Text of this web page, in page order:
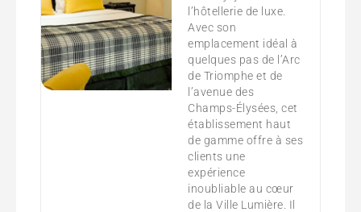
l’hôtellerie de luxe.
Avec son
emplacement idéal à
quelques pas de l’Arc
de Triomphe et de
l’avenue des
Champs-Élysées, cet
établissement haut
de gamme offre à ses
clients une
expérience
inoubliable au cœur
de la Ville Lumière. Il